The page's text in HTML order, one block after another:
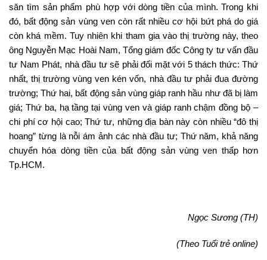
săn tìm sản phẩm phù hợp với dòng tiền của mình. Trong khi
đó, bất động sản vùng ven còn rất nhiều cơ hội bứt phá do giá
còn khá mềm. Tuy nhiên khi tham gia vào thị trường này, theo
ông Nguyễn Mạc Hoài Nam, Tổng giám đốc Công ty tư vấn đầu
tư Nam Phát, nhà đầu tư sẽ phải đối mặt với 5 thách thức: Thứ
nhất, thị trường vùng ven kén vốn, nhà đầu tư phải đua đường
trường; Thứ hai, bất động sản vùng giáp ranh hầu như đã bị làm
giá; Thứ ba, hạ tầng tại vùng ven và giáp ranh chậm đồng bộ –
chi phí cơ hội cao; Thứ tư, những địa bàn này còn nhiều “đô thị
hoang” từng là nỗi ám ảnh các nhà đầu tư; Thứ năm, khả năng
chuyển hóa dòng tiền của bất động sản vùng ven thấp hơn
Tp.HCM.
Ngọc Sương (TH)
(Theo Tuổi trẻ online)